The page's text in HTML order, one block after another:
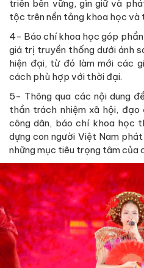
triển bền vững, gìn giữ và
tộc trên nền tảng khoa học và
4- Báo chí khoa học góp
giá trị truyền thống dưới ánh
hiện đại, từ đó làm mới các
cách phù hợp với thời đại.
5- Thông qua các nội dung
thần trách nhiệm xã hội,
công dân, báo chí khoa học
dựng con người Việt Nam
những mục tiêu trọng tâm của